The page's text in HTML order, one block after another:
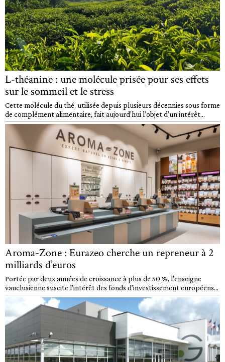
L-théanine : une molécule prisée pour ses effets
sur le sommeil et le stress
Cette molécule du thé, utilisée depuis plusieurs décennies sous forme
de complément alimentaire, fait aujourd’hui l’objet d’un intérêt...
Aroma-Zone : Eurazeo cherche un repreneur à 2
milliards d’euros
Portée par deux années de croissance à plus de 50 %, l'enseigne
vauclusienne suscite l'intérêt des fonds d'investissement européens...